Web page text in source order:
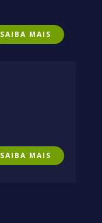
SAIBA MAIS
SAIBA MAIS